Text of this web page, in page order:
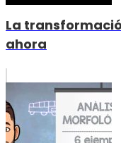
La
ahora